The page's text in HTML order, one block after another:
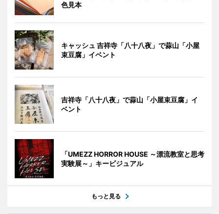
色見本
キャッシュ 吉祥寺「八十八夜」で蒜山「小屋
束豆腐」イベント
吉祥寺「八十八夜」で蒜山「小屋束豆腐」イ
ベント
「UMEZZ HORROR HOUSE ～漂流教室と思考
実験展～」キービジュアル
もっと見る